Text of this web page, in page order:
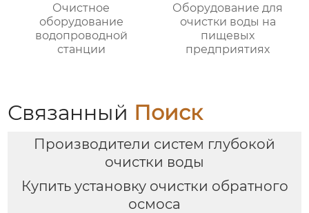
Очистное
оборудование
водопроводной
станции
Оборудование для
очистки воды на
пищевых
предприятиях
Связанный Поиск
Производители систем глубокой
очистки воды
Купить установку очистки обратного
осмоса